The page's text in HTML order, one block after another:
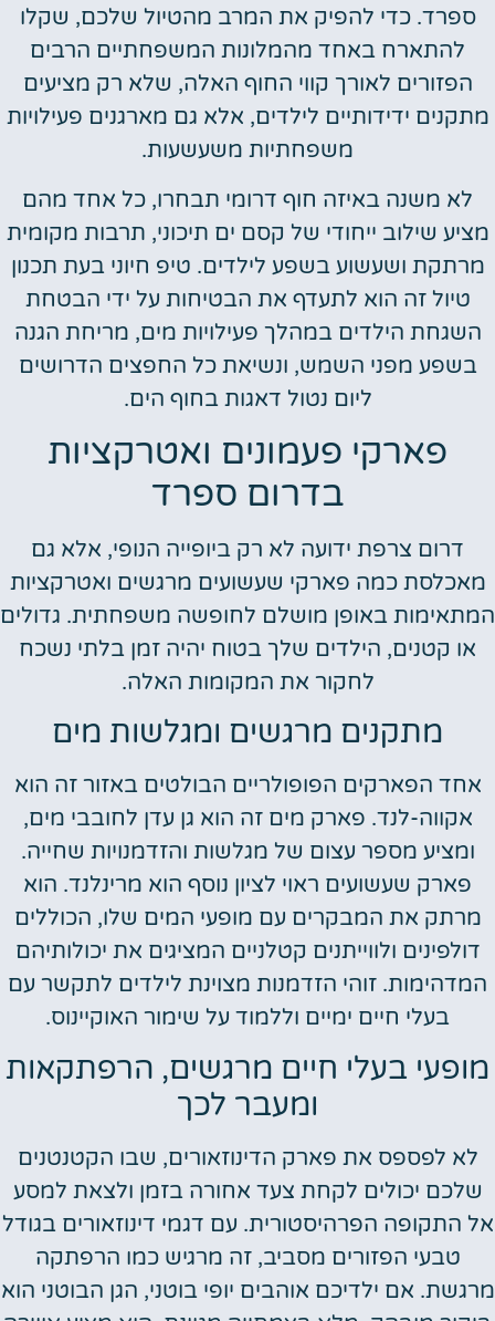
ספרד. כדי להפיק את המרב מהטיול שלכם, שקלו
להתארח באחד מהמלונות המשפחתיים הרבים
הפזורים לאורך קווי החוף האלה, שלא רק מציעים
ידידותיים לילדים, אלא גם מארגנים פעילויות
משפחתיות משעשעות.
לא משנה באיזה חוף דרומי תבחרו, כל אחד מהם
שילוב ייחודי של קסם ים תיכוני, תרבות מקומית
ושעשוע בשפע לילדים. טיפ חיוני בעת תכנון
טיול זה הוא לתעדף את הבטיחות על ידי הבטחת
השגחת הילדים במהלך פעילויות מים, מריחת הגנה
בשפע מפני השמש, ונשיאת כל החפצים הדרושים
ליום נטול דאגות בחוף הים.
פארקי פעמונים ואטרקציות
בדרום ספרד
דרום צרפת ידועה לא רק ביופייה הנופי, אלא גם
כמה פארקי שעשועים מרגשים ואטרקציות
באופן מושלם לחופשה משפחתית. גדולים
או קטנים, הילדים שלך בטוח יהיה זמן בלתי נשכח
לחקור את המקומות האלה.
מתקנים מרגשים ומגלשות מים
אחד הפארקים הפופולריים הבולטים באזור זה הוא
אקווה-לנד. פארק מים זה הוא גן עדן לחובבי מים,
ומציע מספר עצום של מגלשות והזדמנויות שחייה.
פארק שעשועים ראוי לציון נוסף הוא מרינלנד. הוא
מרתק את המבקרים עם מופעי המים שלו, הכוללים
דולפינים ולווייתנים קטלניים המציגים את יכולותיהם
זוהי הזדמנות מצוינת לילדים לתקשר עם
בעלי חיים ימיים וללמוד על שימור האוקיינוס.
בעלי חיים מרגשים, הרפתקאות
ומעבר לכך
לא לפספס את פארק הדינוזאורים, שבו הקטנטנים
שלכם יכולים לקחת צעד אחורה בזמן ולצאת למסע
התקופה הפרהיסטורית. עם דגמי דינוזאורים בגודל
טבעי הפזורים מסביב, זה מרגיש כמו הרפתקה
אם ילדיכם אוהבים יופי בוטני, הגן הבוטני הוא